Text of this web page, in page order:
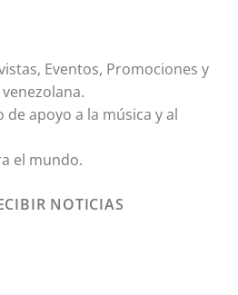
Eventos, Promociones y
apoyo a la música y al
el mundo.
NOTICIAS